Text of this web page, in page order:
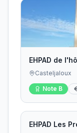
EHPAD de
Casteljaloux
Note B
EHPAD Les